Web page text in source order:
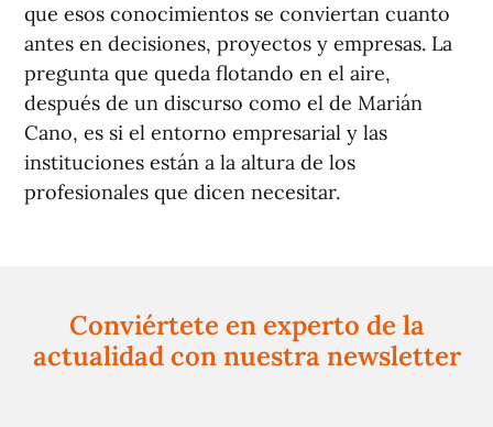
que esos conocimientos se conviertan cuanto
antes en decisiones, proyectos y empresas. La
pregunta que queda flotando en el aire,
después de un discurso como el de Marián
Cano, es si el entorno empresarial y las
instituciones están a la altura de los
profesionales que dicen necesitar.
Conviértete en experto de la
actualidad con nuestra newsletter